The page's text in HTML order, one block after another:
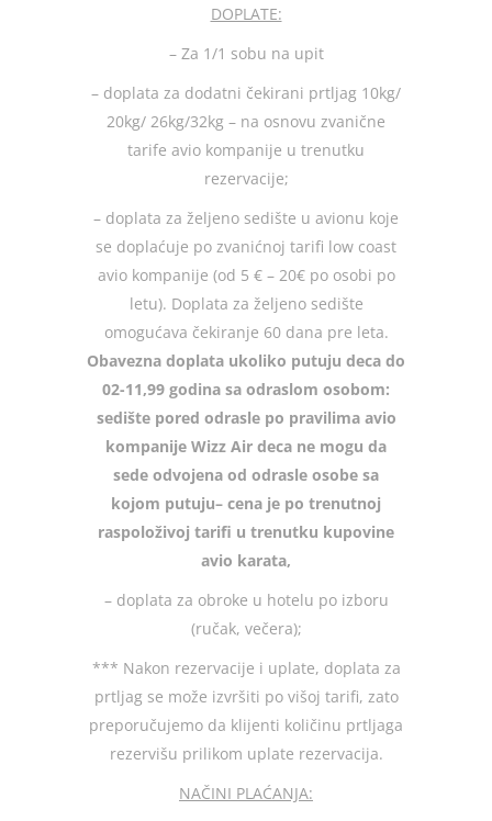
DOPLATE:
– Za 1/1 sobu na upit
– doplata za dodatni čekirani prtljag 10kg/
20kg/ 26kg/32kg – na osnovu zvanične
tarife avio kompanije u trenutku
rezervacije;
– doplata za željeno sedište u avionu koje
se doplaćuje po zvanićnoj tarifi low coast
avio kompanije (od 5 € – 20€ po osobi po
letu). Doplata za željeno sedište
omogućava čekiranje 60 dana pre leta.
Obavezna doplata ukoliko putuju deca do
02-11,99 godina sa odraslom osobom:
sedište pored odrasle po pravilima avio
kompanije Wizz Air deca ne mogu da
sede odvojena od odrasle osobe sa
kojom putuju– cena je po trenutnoj
raspoloživoj tarifi u trenutku kupovine
avio karata,
– doplata za obroke u hotelu po izboru
(ručak, večera);
*** Nakon rezervacije i uplate, doplata za
prtljag se može izvršiti po višoj tarifi, zato
preporučujemo da klijenti količinu prtljaga
rezervišu prilikom uplate rezervacija.
NAČINI PLAĆANJA: